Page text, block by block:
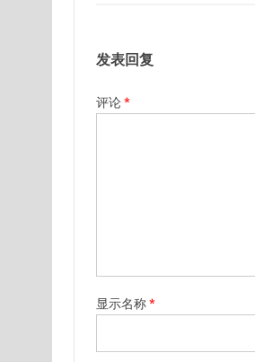
发表回复
评论*
显示名称*